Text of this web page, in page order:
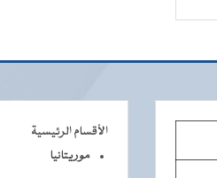
الأقسام الرئيسية
موريتانيا